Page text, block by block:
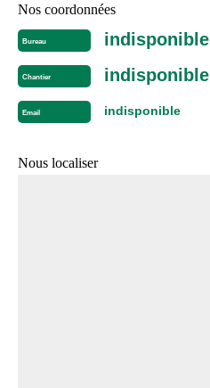
Nos coordonnées
Bureau indisponible
Chantier indisponible
Email indisponible
Nous localiser